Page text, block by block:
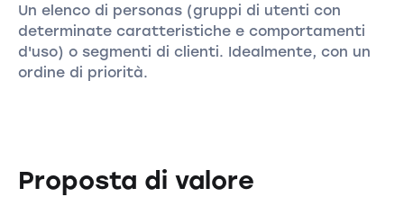
Un elenco di personas (gruppi di utenti con
determinate caratteristiche e comportamenti
d'uso) o segmenti di clienti. Idealmente, con un
ordine di priorità.
Proposta di valore